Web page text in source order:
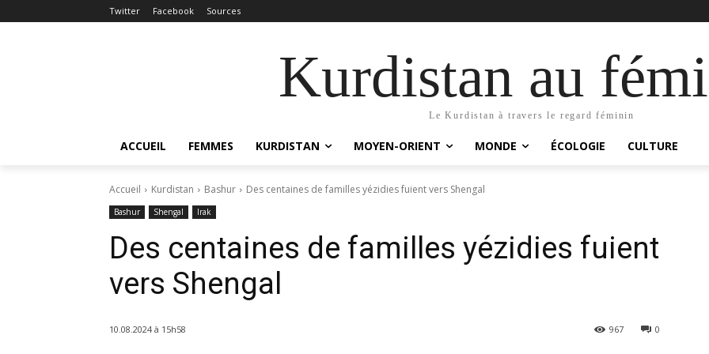
Twitter Facebook Sources
Kurdistan au
Le Kurdistan à travers le regard féminin
ACCUEIL FEMMES KURDISTAN MOYEN-ORIENT MONDE ÉCOLOGIE CULTURE
Accueil Kurdistan Bashur Des centaines de familles yézidies fuient vers Shengal
Bashur Shengal Irak
Des centaines de familles yézidies fuient
vers Shengal
10.08.2024 à 15h58 0
967